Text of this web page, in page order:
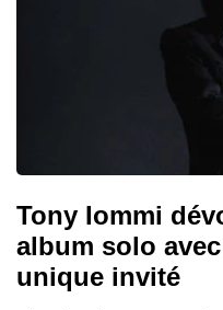
Tony Iommi
album solo
unique invité